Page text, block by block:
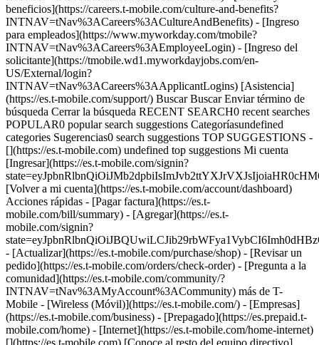
beneficios](https://careers.t-mobile.com/culture-and-benefits?
INTNAV=tNav%3ACareers%3ACultureAndBenefits) - [Ingreso
para empleados](https://www.myworkday.com/tmobile?
INTNAV=tNav%3ACareers%3AEmployeeLogin) - [Ingreso del
solicitante](https://tmobile.wd1.myworkdayjobs.com/en-
US/External/login?
INTNAV=tNav%3ACareers%3AApplicantLogins) [Asistencia]
(https://es.t-mobile.com/support/) Buscar Buscar Enviar término de
búsqueda Cerrar la búsqueda RECENT SEARCH0 recent searches
POPULAR0 popular search suggestions Categoríasundefined
categories Sugerencias0 search suggestions TOP SUGGESTIONS -
[](https://es.t-mobile.com) undefined top suggestions Mi cuenta
[Ingresar](https://es.t-mobile.com/signin?
[Volver a mi cuenta](https://es.t-mobile.com/account/dashboard)
Acciones rápidas - [Pagar factura](https://es.t-
mobile.com/bill/summary) - [Agregar](https://es.t-
mobile.com/signin?
- [Actualizar](https://es.t-mobile.com/purchase/shop) - [Revisar un
pedido](https://es.t-mobile.com/orders/check-order) - [Pregunta a la
comunidad](https://es.t-mobile.com/community/?
INTNAV=tNav%3AMyAccount%3ACommunity) más de T-
Mobile - [Wireless (Móvil)](https://es.t-mobile.com/) - [Empresas]
(https://es.t-mobile.com/business) - [Prepagado](https://es.prepaid.t-
mobile.com/home) - [Internet](https://es.t-mobile.com/home-internet)
[](https://es.t-mobile.com) [Conoce al resto del equipo directivo]